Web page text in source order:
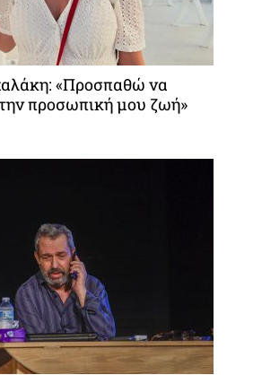
«Προσπαθώ να
προσωπική μου ζωή»